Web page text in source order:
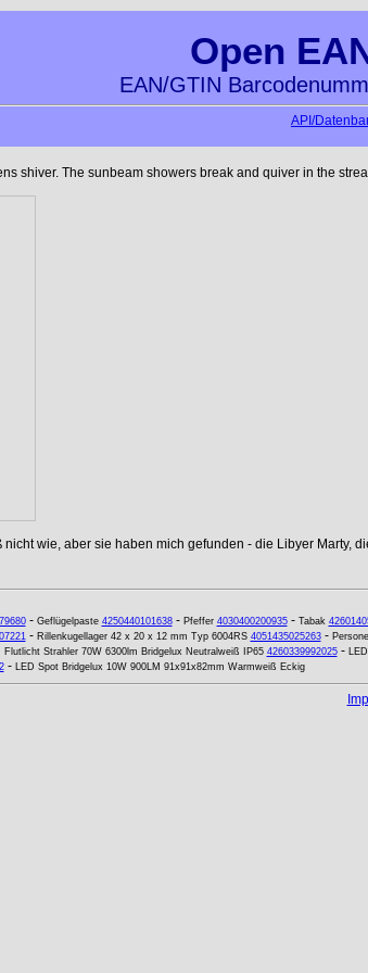
Open
EAN/GTIN
API/
shiver. The sunbeam showers break and quiver in the
wie, aber sie haben mich gefunden - die Libyer Marty,
- Geflügelpaste 4250440101638- Pfeffer 4030400200935- Tabak
- Rillenkugellager 42 x 20 x 12 mm Typ 6004RS 4051435025263-
Flutlicht Strahler 70W 6300lm Bridgelux Neutralweiß IP65 4260339992025-
- LED Spot Bridgelux 10W 900LM 91x91x82mm Warmweiß Eckig